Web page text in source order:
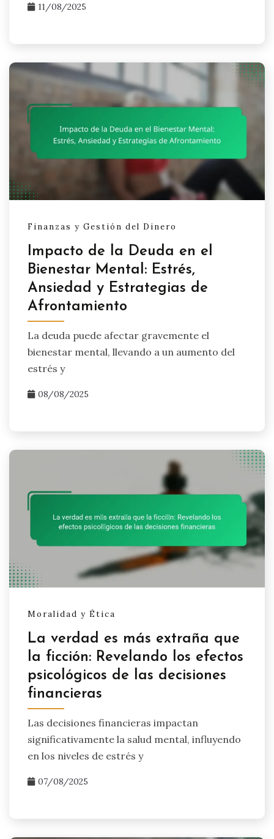
11/08/2025
Finanzas y Gestión del Dinero
Impacto de la Deuda en el
Bienestar Mental: Estrés,
Ansiedad y Estrategias de
Afrontamiento
La deuda puede afectar gravemente el
bienestar mental, llevando a un aumento del
estrés y
08/08/2025
Moralidad y Ética
La verdad es más extraña que
la ficción: Revelando los efectos
psicológicos de las decisiones
financieras
Las decisiones financieras impactan
significativamente la salud mental, influyendo
en los niveles de estrés y
07/08/2025